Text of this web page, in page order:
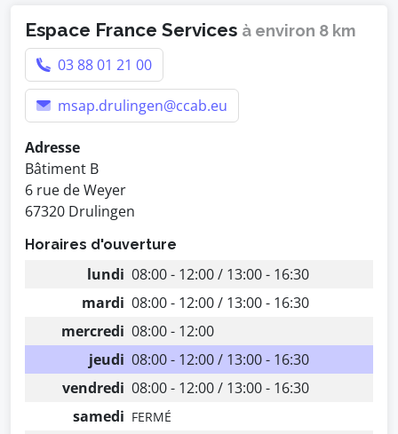
Espace France Services à environ 8 km
03 88 01 21 00
msap.drulingen@ccab.eu
Adresse
Bâtiment B
6 rue de Weyer
67320 Drulingen
Horaires d'ouverture
lundi 08:00 - 12:00 / 13:00 - 16:30
mardi 08:00 - 12:00 / 13:00 - 16:30
mercredi 08:00 - 12:00
jeudi 08:00 - 12:00 / 13:00 - 16:30
vendredi 08:00 - 12:00 / 13:00 - 16:30
samedi FERMÉ